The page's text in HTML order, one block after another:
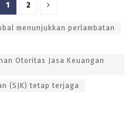
1 2
menunjukkan perlambatan
Otoritas Jasa Keuangan
(SJK) tetap terjaga